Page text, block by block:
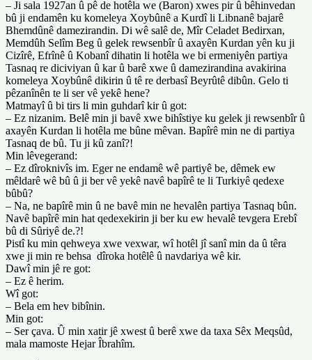
– Ji sala 1927an û pê de hotêla we (Baron) xwes pir û bêhinvedan
bû ji endamên ku komeleya Xoybûnê a Kurdî li Libnanê bajarê
Bhemdûnê damezirandin. Di wê salê de, Mîr Celadet Bedirxan,
Memdûh Selîm Beg û gelek rewsenbîr û axayên Kurdan yên ku ji
Cizîrê, Efrînê û Kobanî dihatin li hotêla we bi ermeniyên partiya
Tasnaq re diciviyan û kar û barê xwe û damezirandina avakirina
komeleya Xoybûnê dikirin û tê re derbasî Beyrûtê dibûn. Gelo ti
pêzanînên te li ser vê yekê hene?
Matmayî û bi tirs li min guhdarî kir û got:
– Ez nizanim. Belê min ji bavê xwe bihîstiye ku gelek ji rewsenbîr û
axayên Kurdan li hotêla me bûne mêvan. Bapîrê min ne di partiya
Tasnaq de bû. Tu ji kû zanî?!
Min lêvegerand:
– Ez dîroknivîs im. Eger ne endamê wê partiyê be, dêmek ew
mêldarê wê bû û ji ber vê yekê navê bapîrê te li Turkiyê qedexe
bûbû?
– Na, ne bapîrê min û ne bavê min ne hevalên partiya Tasnaq bûn.
Navê bapîrê min hat qedexekirin ji ber ku ew hevalê tevgera Erebî
bû di Sûriyê de.?!
Pistî ku min qehweya xwe vexwar, wî hotêl jî sanî min da û têra
xwe ji min re behsa dîroka hotêlê û navdariya wê kir.
Dawî min jê re got:
– Ez ê herim.
Wî got:
– Bela em hev bibînin.
Min got:
– Ser çava. Û min xatir jê xwest û berê xwe da taxa Sêx Meqsûd,
mala mamoste Hejar Îbrahîm.